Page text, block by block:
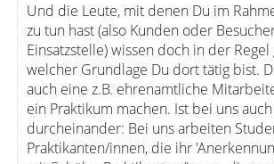
Und die Leute, mit denen Du im
zu tun hast (also Kunden oder
Einsatzstelle) wissen doch in der Regel
welcher Grundlage Du dort tätig bist.
auch eine z.B. ehrenamtliche
ein Praktikum machen. Ist bei uns
durcheinander: Bei uns arbeiten
Praktikanten/innen, die ihr